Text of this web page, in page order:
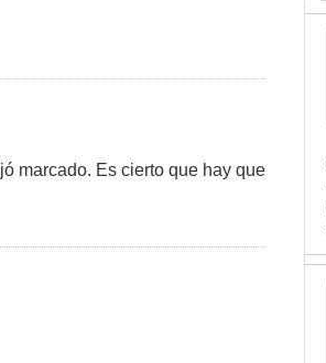
marcado. Es cierto que hay que